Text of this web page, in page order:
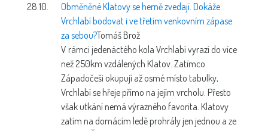
28.10.
Obměněné Klatovy se herně zvedají. Dokáže
Vrchlabí bodovat i ve třetím venkovním zápase
za sebou?Tomáš Brož
V rámci jedenáctého kola Vrchlabí vyrazí do více
než 250km vzdálených Klatov. Zatímco
Západočeši okupují až osmé místo tabulky,
Vrchlabí se hřeje přímo na jejím vrcholu. Přesto
však utkání nemá výrazného favorita. Klatovy
zatím na domácím ledě prohrály jen jednou a ze